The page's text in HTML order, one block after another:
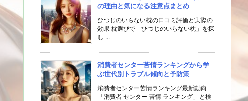
の理由と気になる注意点まとめ
ひつじのいらない枕の口コミ評価と実際の
効果 枕選びで「ひつじのいらない枕」を探
し ...
消費者センター苦情ランキングから学
ぶ世代別トラブル傾向と予防策
消費者センター苦情ランキング最新動向
「消費者 センター 苦情 ランキング」と検